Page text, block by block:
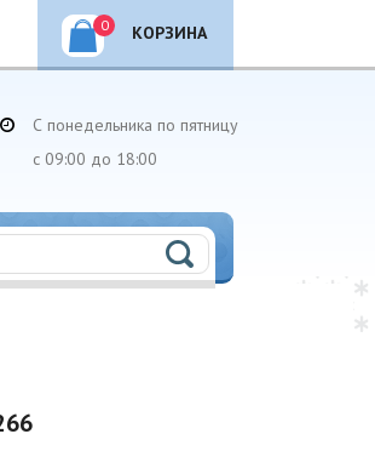
КОРЗИНА
0
С понедельника по пятницу
с 09:00 до 18:00